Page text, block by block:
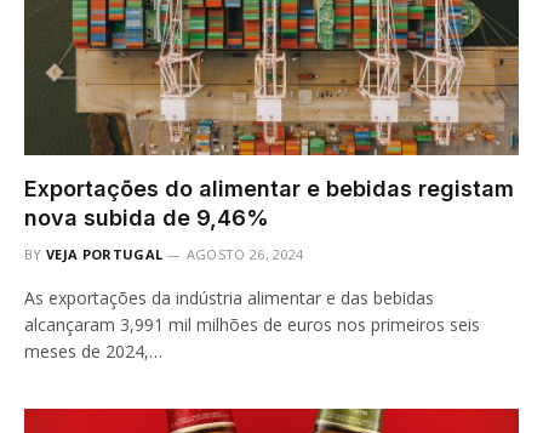
Exportações do alimentar e bebidas registam
nova subida de 9,46%
BY VEJA PORTUGAL AGOSTO 26, 2024
As exportações da indústria alimentar e das bebidas
alcançaram 3,991 mil milhões de euros nos primeiros seis
meses de 2024,…